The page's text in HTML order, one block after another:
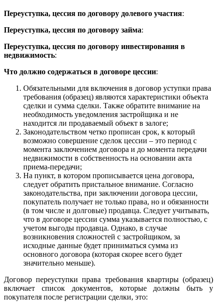
Переуступка, цессия по договору долевого участия:
Переуступка, цессия по договору займа:
Переуступка, цессия по договору инвестирования в
недвижимость:
Что должно содержаться в договоре цессии:
Обязательными для включения в договор уступки права
требования (образец) являются характеристики объекта
сделки и сумма сделки. Также обратите внимание на
необходимость уведомления застройщика и не
находится ли продаваемый объект в залоге;
Законодательством четко прописан срок, к который
возможно совершение сделок цессии – это период с
момента заключением договора и до момента передачи
недвижимости в собственность на основании акта
приема-передачи;
На пункт, в котором прописывается цена договора,
следует обратить пристальное внимание. Согласно
законодательства, при заключении договора цессии,
покупатель получает не только права, но и обязанности
(в том числе и долговые) продавца. Следует учитывать,
что в договоре цессии сумма указывается полностью, с
учетом выгоды продавца. Однако, в случае
возникновения сложностей с застройщиком, за
исходные данные будет приниматься сумма из
основного договора (которая скорее всего будет
значительно меньше).
Договор переуступки права требования квартиры (образец)
включает список документов, которые должны быть у
покупателя после регистрации сделки, это: